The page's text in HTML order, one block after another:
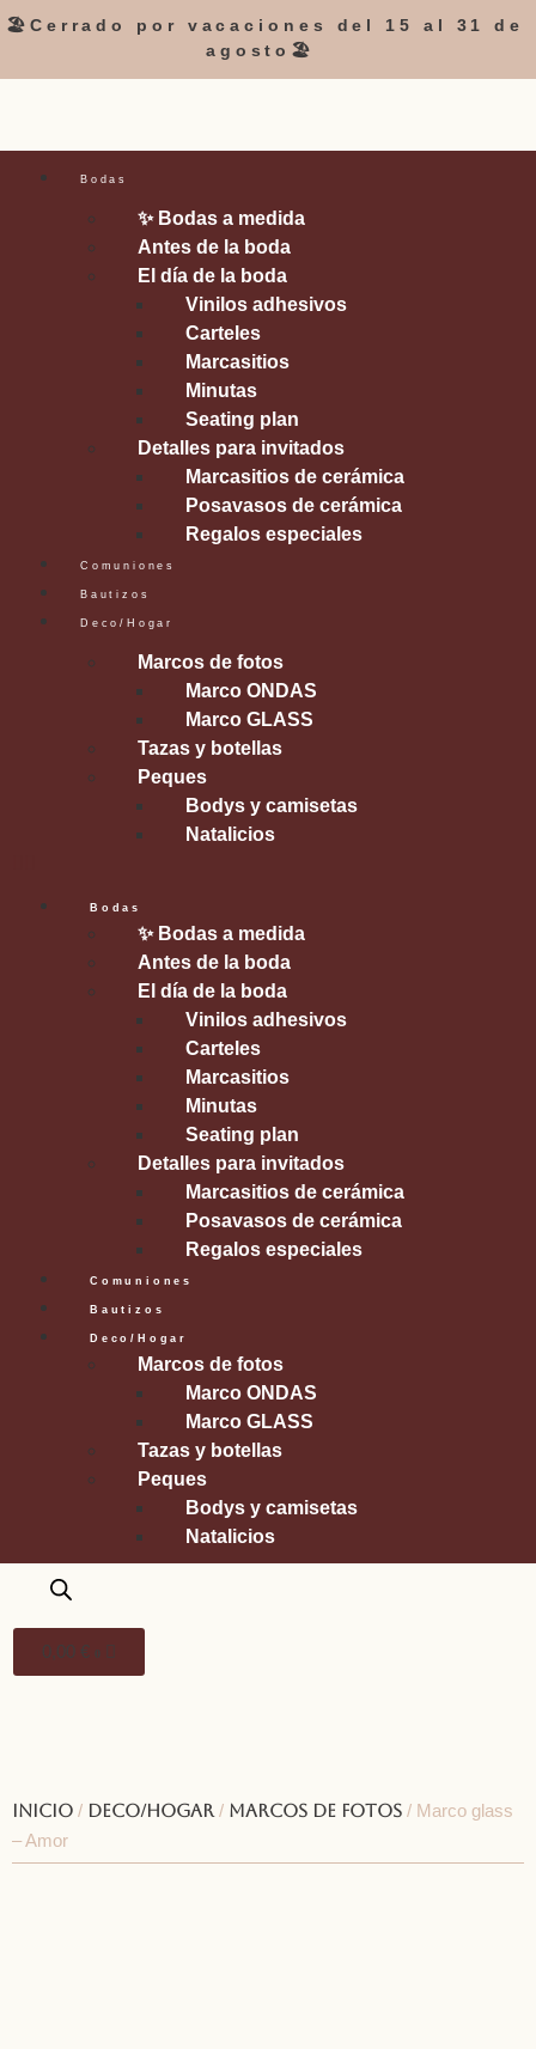
🏖️Cerrado por vacaciones del 15 al 31 de
agosto🏖️
Bodas
✨ Bodas a medida
Antes de la boda
El día de la boda
Vinilos adhesivos
Carteles
Marcasitios
Minutas
Seating plan
Detalles para invitados
Marcasitios de cerámica
Posavasos de cerámica
Regalos especiales
Comuniones
Bautizos
Deco/Hogar
Marcos de fotos
Marco ONDAS
Marco GLASS
Tazas y botellas
Peques
Bodys y camisetas
Natalicios
Bodas
✨ Bodas a medida
Antes de la boda
El día de la boda
Vinilos adhesivos
Carteles
Marcasitios
Minutas
Seating plan
Detalles para invitados
Marcasitios de cerámica
Posavasos de cerámica
Regalos especiales
Comuniones
Bautizos
Deco/Hogar
Marcos de fotos
Marco ONDAS
Marco GLASS
Tazas y botellas
Peques
Bodys y camisetas
Natalicios
0,00 € 0
Inicio / Deco/Hogar / Marcos de fotos / Marco glass
– Amor